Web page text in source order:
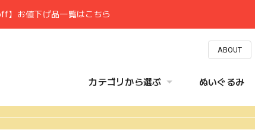
】お値下げ品一覧はこちら
ABOUT
カテゴリから選ぶ ぬいぐるみ